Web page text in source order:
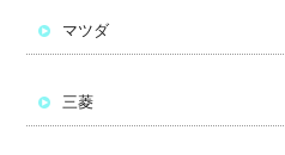
マツダ
三菱